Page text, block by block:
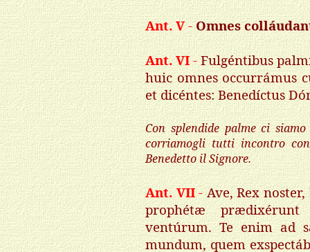
Ant. V- Omnes
Ant. VI -Fulgéntibus
huic omnes occurrámus
et dicéntes: Benedíctus
Con splendide palme ci
corriamogli tutti incontro
Benedetto il Signore.
Ant. VII-Ave, Rex
prophétæ prædixérunt
ventúrum. Te enim ad
mundum, quem